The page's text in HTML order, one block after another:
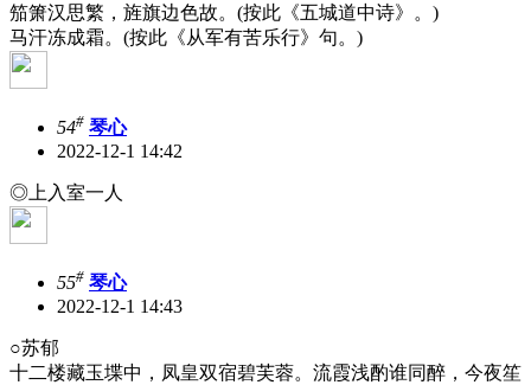
笳箫汉思繁，旌旗边色故。(按此《五城道中诗》。)
马汗冻成霜。(按此《从军有苦乐行》句。)
54# 琴心
2022-12-1 14:42
◎上入室一人
55# 琴心
2022-12-1 14:43
○苏郁
十二楼藏玉堞中，凤皇双宿碧芙蓉。流霞浅酌谁同醉，今夜笙